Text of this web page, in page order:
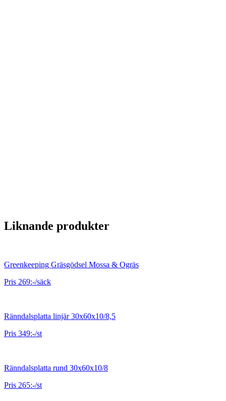
Liknande produkter
Greenkeeping Gräsgödsel Mossa & Ogräs
Pris 269:-/säck
Ränndalsplatta linjär 30x60x10/8,5
Pris 349:-/st
Ränndalsplatta rund 30x60x10/8
Pris 265:-/st